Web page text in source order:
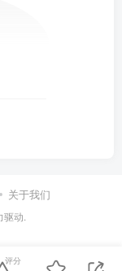
关于我们
驱动.
评分